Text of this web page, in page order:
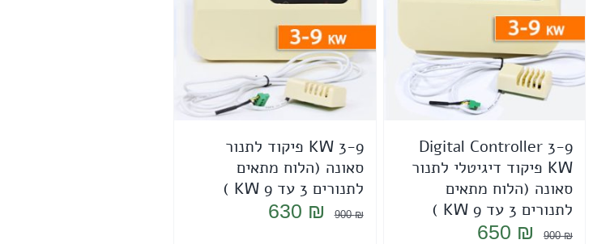
Digital Controller 3-9
KW פיקוד דיגיטלי לתנור
סאונה (הלוח מתאים
לתנורים 3 עד 9 KW )
900₪
המחיר
650 ₪
3-9 KW פיקוד לתנור
סאונה (הלוח מתאים
לתנורים 3 עד 9 KW )
900₪
המחיר
630 ₪